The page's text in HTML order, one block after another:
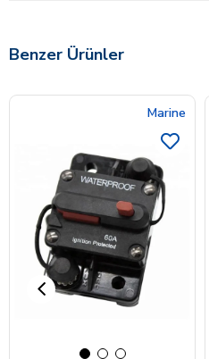
Benzer Ürünler
Marine